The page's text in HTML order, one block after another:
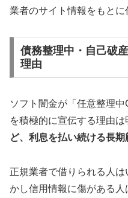
業者のサイト情報をもとに
債務整理中・自己破
理由
ソフト闇金が「任意整理中
を積極的に宣伝する理由は
ど、利息を払い続ける長
正規業者で借りられる人
かし信用情報に傷がある